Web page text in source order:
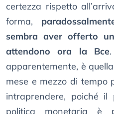
certezza rispetto
forma,
sembra aver offerto
attendono ora la Bce
apparentemente, è
mese e mezzo di tempo
intraprendere, poiché il
politica monetaria è